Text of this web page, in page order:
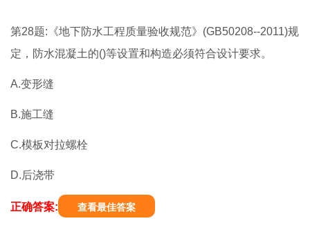
第28题:《地下防水工程质量验收规范》(GB50208--2011)规
定，防水混凝土的()等设置和构造必须符合设计要求。
A.变形缝
B.施工缝
C.模板对拉螺栓
D.后浇带
正确答案: 查看最佳答案